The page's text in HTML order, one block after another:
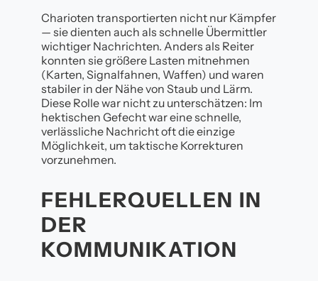
Charioten transportierten nicht nur Kämpfer
— sie dienten auch als schnelle Übermittler
wichtiger Nachrichten. Anders als Reiter
konnten sie größere Lasten mitnehmen
(Karten, Signalfahnen, Waffen) und waren
stabiler in der Nähe von Staub und Lärm.
Diese Rolle war nicht zu unterschätzen: Im
hektischen Gefecht war eine schnelle,
verlässliche Nachricht oft die einzige
Möglichkeit, um taktische Korrekturen
vorzunehmen.
FEHLERQUELLEN IN
DER
KOMMUNIKATION